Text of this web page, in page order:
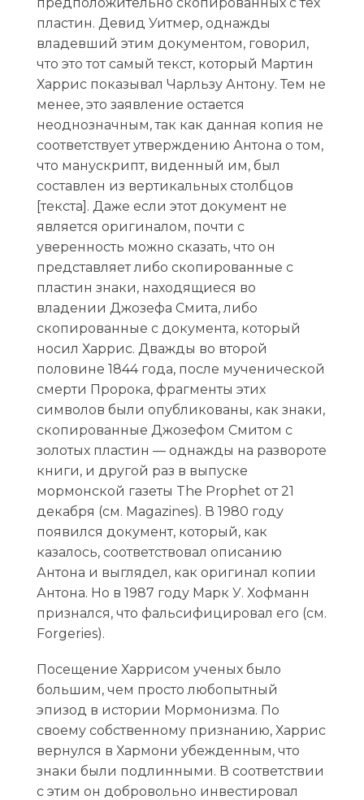
пластин. Девид Уитмер, однажды
владевший этим документом, говорил,
что это тот самый текст, который Мартин
Харрис показывал Чарльзу Антону. Тем не
менее, это заявление остается
неоднозначным, так как данная копия не
соответствует утверждению Антона о том,
что манускрипт, виденный им, был
составлен из вертикальных столбцов
[текста]. Даже если этот документ не
является оригиналом, почти с
уверенность можно сказать, что он
представляет либо скопированные с
пластин знаки, находящиеся во
владении Джозефа Смита, либо
скопированные с документа, который
носил Харрис. Дважды во второй
половине 1844 года, после мученической
смерти Пророка, фрагменты этих
символов были опубликованы, как знаки,
скопированные Джозефом Смитом с
золотых пластин — однажды на развороте
книги, и другой раз в выпуске
мормонской газеты The Prophet от 21
декабря (см. Magazines). В 1980 году
появился документ, который, как
казалось, соответствовал описанию
Антона и выглядел, как оригинал копии
Антона. Но в 1987 году Марк У. Хофманн
признался, что фальсифицировал его (см.
Forgeries).
Посещение Харрисом ученых было
большим, чем просто любопытный
эпизод в истории Мормонизма. По
своему собственному признанию, Харрис
вернулся в Хармони убежденным, что
знаки были подлинными. В соответствии
с этим он добровольно инвестировал